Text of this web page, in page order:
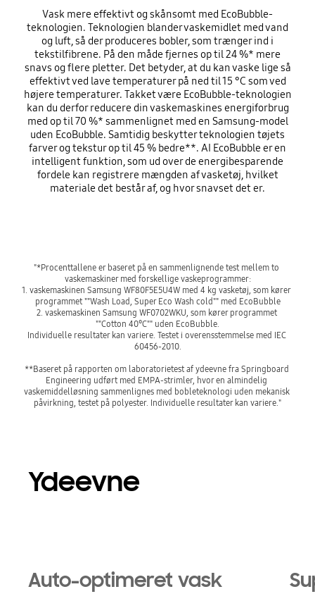
Vask mere effektivt og skånsomt med EcoBubble-
teknologien. Teknologien blander vaskemidlet med vand
og luft, så der produceres bobler, som trænger ind i
tekstilfibrene. På den måde fjernes op til 24 %* mere
snavs og flere pletter. Det betyder, at du kan vaske lige så
effektivt ved lave temperaturer på ned til 15 °C som ved
højere temperaturer. Takket være EcoBubble-teknologien
kan du derfor reducere din vaskemaskines energiforbrug
med op til 70 %* sammenlignet med en Samsung-model
uden EcoBubble. Samtidig beskytter teknologien tøjets
farver og tekstur op til 45 % bedre**. AI EcoBubble er en
intelligent funktion, som ud over de energibesparende
fordele kan registrere mængden af vasketøj, hvilket
materiale det består af, og hvor snavset det er.
"*Procenttallene er baseret på en sammenlignende test mellem to
vaskemaskiner med forskellige vaskeprogrammer:
1. vaskemaskinen Samsung WF80F5E5U4W med 4 kg vasketøj, som kører
programmet ""Wash Load, Super Eco Wash cold"" med EcoBubble
2. vaskemaskinen Samsung WF0702WKU, som kører programmet
""Cotton 40°C"" uden EcoBubble.
Individuelle resultater kan variere. Testet i overensstemmelse med IEC
60456-2010.
**Baseret på rapporten om laboratorietest af ydeevne fra Springboard
Engineering udført med EMPA-strimler, hvor en almindelig
vaskemiddelløsning sammenlignes med bobleteknologi uden mekanisk
Ydeevne
Auto-optimeret vask